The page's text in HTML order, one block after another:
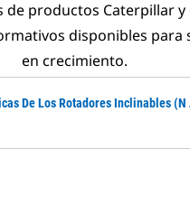
de productos Caterpillar
disponibles para
en crecimiento.
De Los Rotadores Inclinables (N